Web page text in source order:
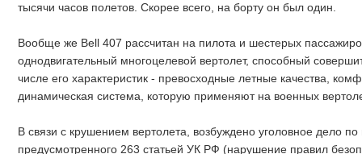
тысячи часов полетов. Скорее всего, на борту он был один.
Вообще же Bell 407 рассчитан на пилота и шестерых
однодвигательный многоцелевой вертолет, способный
числе его характеристик - превосходные летные качества,
динамическая система, которую применяют на военных
В связи с крушением вертолета, возбуждено уголовное дело
предусмотренного 263 статьей УК РФ (нарушение правил